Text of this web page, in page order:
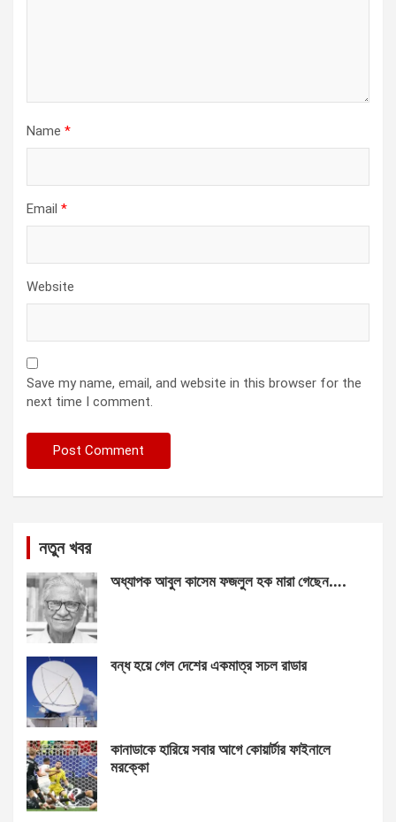
Name *
Email *
Website
Save my name, email, and website in this browser for the
next time I comment.
নতুন খবর
অধ্যাপক আবুল কাসেম ফজলুল হক মারা গেছেন….
বন্ধ হয়ে গেল দেশের একমাত্র সচল রাডার
কানাডাকে হারিয়ে সবার আগে কোয়ার্টার ফাইনালে
মরক্কো